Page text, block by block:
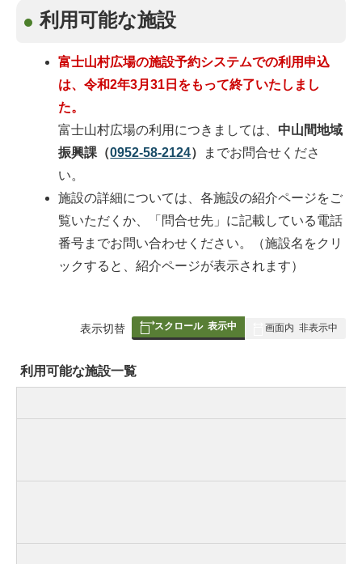
利用可能な施設
富士山村広場の施設予約システムでの利用申込
は、令和2年3月31日をもって終了いたしまし
た。
富士山村広場の利用につきましては、 中山間地域
振興課（0952-58-2124）
までお問合せくださ
い。
施設の詳細については、各施設の紹介ページをご
覧いただくか、「問合せ先」に記載している電話
番号までお問い合わせください。（施設名をクリ
ックすると、紹介ページが表示されます）
表
み
の
表示切替 スクロール 表示中 画面内 非表示中
利用可能な施設一覧